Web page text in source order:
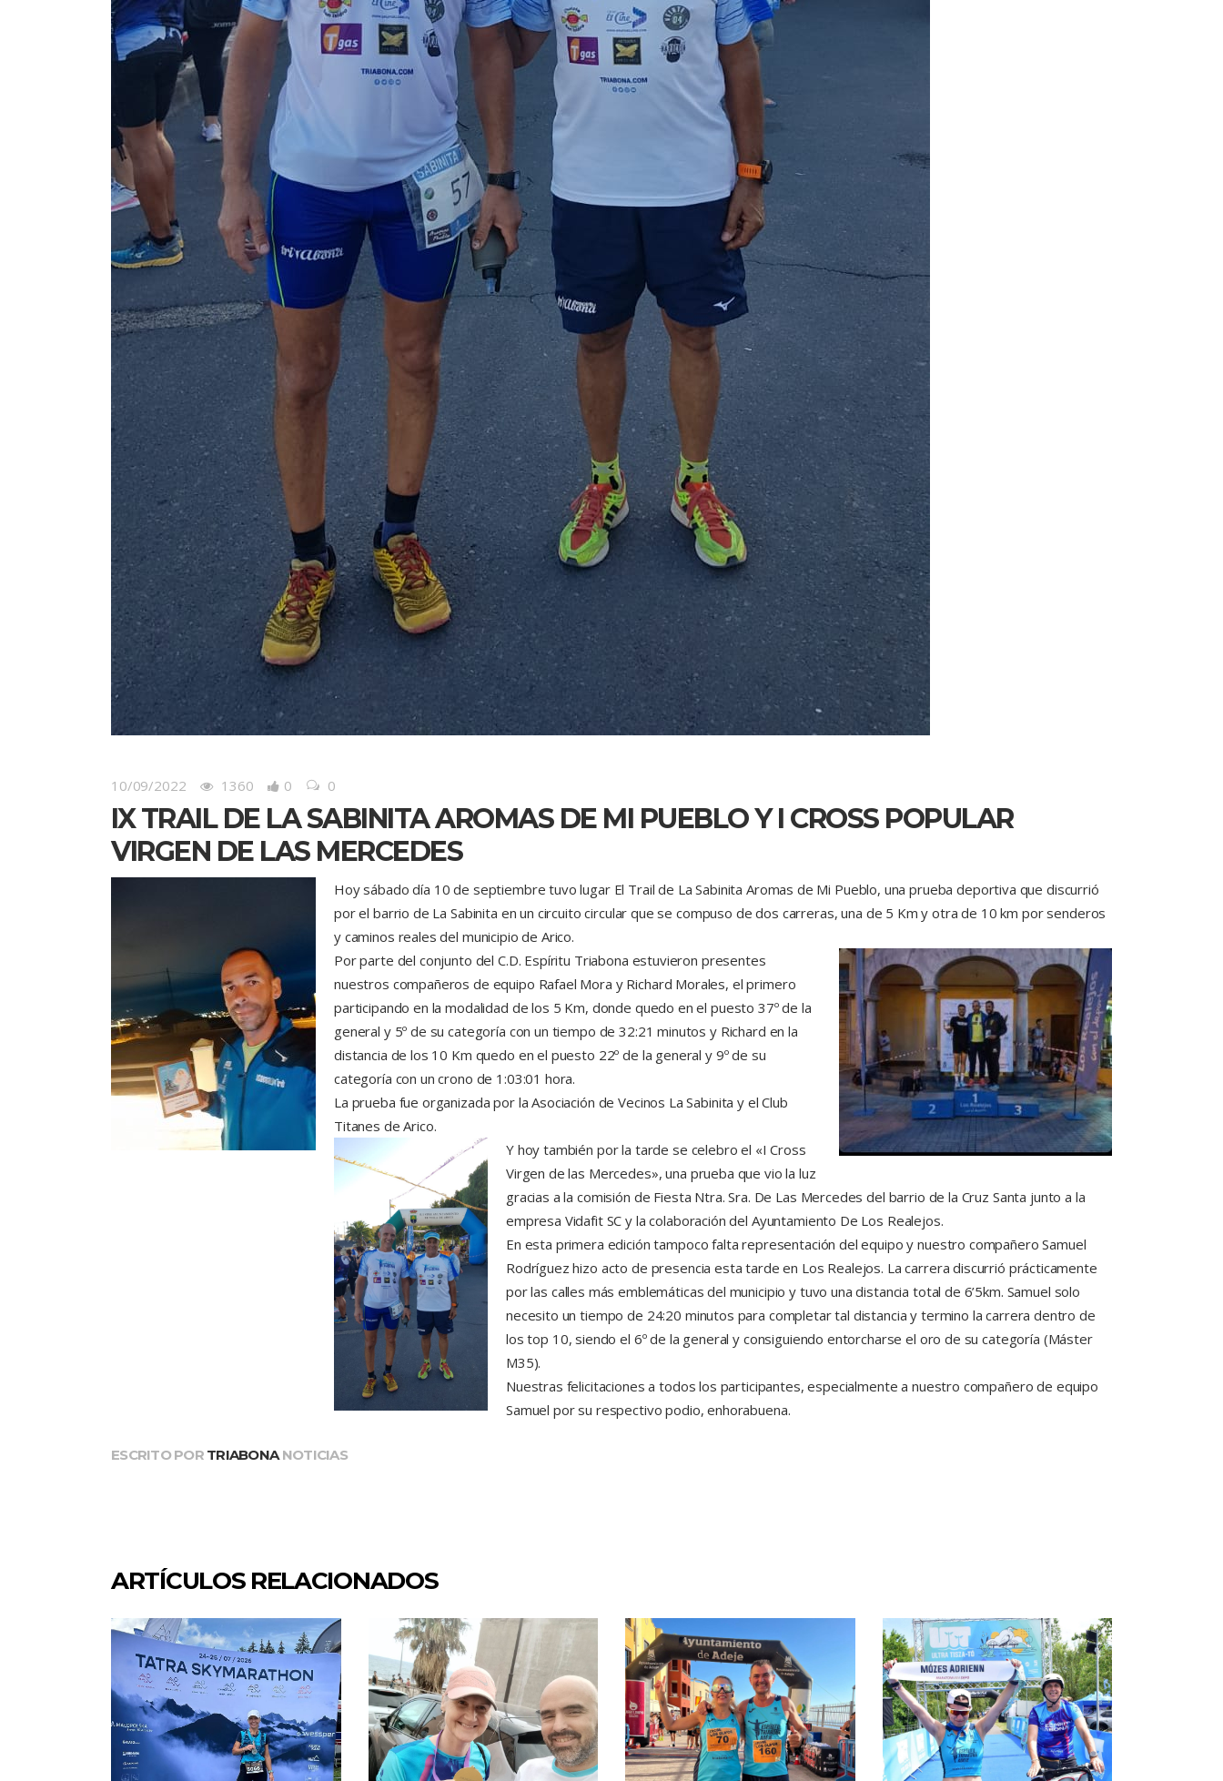
10/09/2022 1360 0 0
IX TRAIL DE LA SABINITA AROMAS DE MI PUEBLO Y I CROSS POPULAR
VIRGEN DE LAS MERCEDES
Hoy sábado día 10 de septiembre tuvo lugar El Trail de La Sabinita Aromas de Mi Pueblo, una prueba deportiva que discurrió
por el barrio de La Sabinita en un circuito circular que se compuso de dos carreras, una de 5 Km y otra de 10 km por senderos
y caminos reales del municipio de Arico.
Por parte del conjunto del C.D. Espíritu Triabona estuvieron presentes
nuestros compañeros de equipo Rafael Mora y Richard Morales, el primero
participando en la modalidad de los 5 Km, donde quedo en el puesto 37º de la
general y 5º de su categoría con un tiempo de 32:21 minutos y Richard en la
distancia de los 10 Km quedo en el puesto 22º de la general y 9º de su
categoría con un crono de 1:03:01 hora.
La prueba fue organizada por la Asociación de Vecinos La Sabinita y el Club
Titanes de Arico.
Y hoy también por la tarde se celebro el «I Cross
Virgen de las Mercedes», una prueba que vio la luz
gracias a la comisión de Fiesta Ntra. Sra. De Las Mercedes del barrio de la Cruz Santa junto a la
empresa Vidafit SC y la colaboración del Ayuntamiento De Los Realejos.
En esta primera edición tampoco falta representación del equipo y nuestro compañero Samuel
Rodríguez hizo acto de presencia esta tarde en Los Realejos. La carrera discurrió prácticamente
por las calles más emblemáticas del municipio y tuvo una distancia total de 6’5km. Samuel solo
necesito un tiempo de 24:20 minutos para completar tal distancia y termino la carrera dentro de
los top 10, siendo el 6º de la general y consiguiendo entorcharse el oro de su categoría (Máster
M35).
Nuestras felicitaciones a todos los participantes, especialmente a nuestro compañero de equipo
Samuel por su respectivo podio, enhorabuena.
ESCRITO POR TRIABONA NOTICIAS
ARTÍCULOS RELACIONADOS